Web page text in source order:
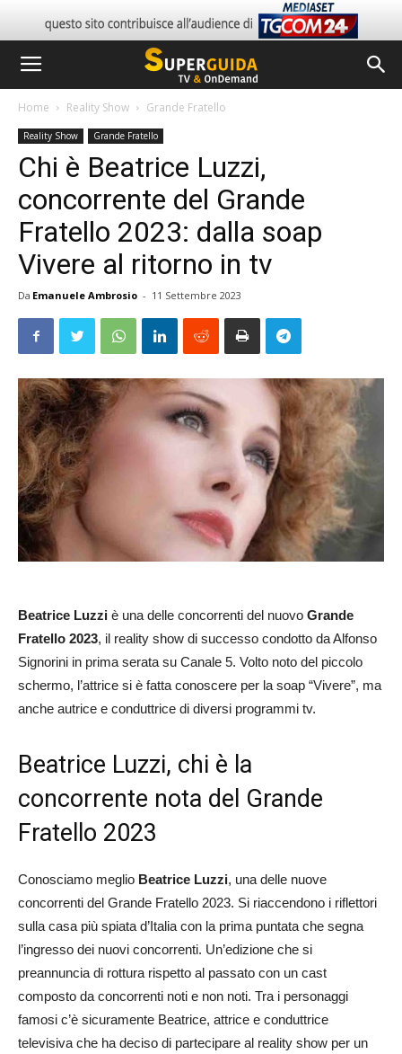
Home Reality Show Grande Fratello
Reality Show Grande Fratello
Chi è Beatrice Luzzi,
concorrente del Grande
Fratello 2023: dalla soap
Vivere al ritorno in tv
Da Emanuele Ambrosio - 11 Settembre 2023
Beatrice Luzzi è una delle concorrenti del nuovo Grande
Fratello 2023, il reality show di successo condotto da Alfonso
Signorini in prima serata su Canale 5. Volto noto del piccolo
schermo, l’attrice si è fatta conoscere per la soap “Vivere”, ma
anche autrice e conduttrice di diversi programmi tv.
Beatrice Luzzi, chi è la
concorrente nota del Grande
Fratello 2023
Conosciamo meglio Beatrice Luzzi, una delle nuove
concorrenti del Grande Fratello 2023. Si riaccendono i riflettori
sulla casa più spiata d’Italia con la prima puntata che segna
l’ingresso dei nuovi concorrenti. Un’edizione che si
preannuncia di rottura rispetto al passato con un cast
composto da concorrenti noti e non noti. Tra i personaggi
famosi c’è sicuramente Beatrice, attrice e conduttrice
televisiva che ha deciso di partecipare al reality show per un